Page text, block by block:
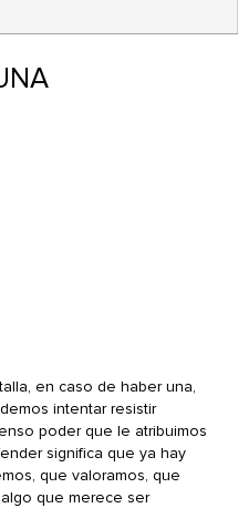
en caso de haber una,
intentar resistir
poder que le atribuimos
significa que ya hay
que valoramos, que
que merece ser